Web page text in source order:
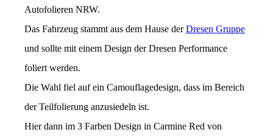
Autofolieren NRW.
Das Fahrzeug stammt aus dem Hause derDresen Gruppe
und sollte mit einem Design der Dresen Performance
foliert werden.
Die Wahl fiel auf ein Camouflagedesign, dass im Bereich
der Teilfolierung anzusiedeln ist.
Hier dann im 3 Farben Design in Carmine Red von